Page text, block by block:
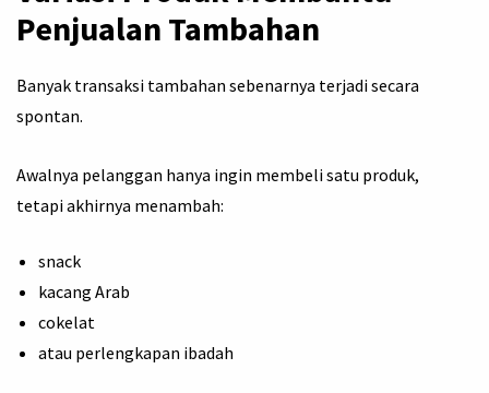
Penjualan Tambahan
Banyak transaksi tambahan sebenarnya terjadi secara
spontan.
Awalnya pelanggan hanya ingin membeli satu produk,
tetapi akhirnya menambah:
snack
kacang Arab
cokelat
atau perlengkapan ibadah